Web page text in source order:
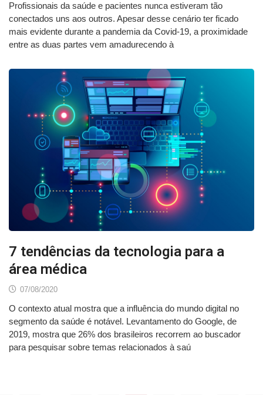
Profissionais da saúde e pacientes nunca estiveram tão
conectados uns aos outros. Apesar desse cenário ter ficado
mais evidente durante a pandemia da Covid-19, a proximidade
entre as duas partes vem amadurecendo à
7 tendências da tecnologia para a
área médica
07/08/2020
O contexto atual mostra que a influência do mundo digital no
segmento da saúde é notável. Levantamento do Google, de
2019, mostra que 26% dos brasileiros recorrem ao buscador
para pesquisar sobre temas relacionados à saú